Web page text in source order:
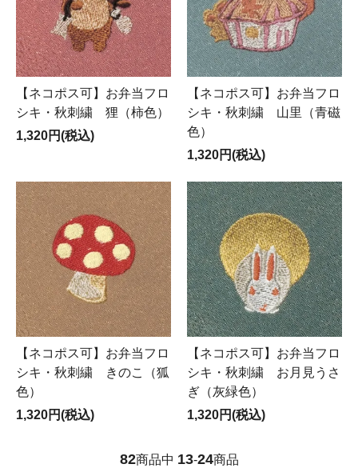
【ネコポス可】お弁当フロ
シキ・秋刺繍 狸（柿色）
1,320円(税込)
【ネコポス可】お弁当フロ
シキ・秋刺繍 山里（青磁
色）
1,320円(税込)
【ネコポス可】お弁当フロ
シキ・秋刺繍 きのこ（狐
色）
1,320円(税込)
【ネコポス可】お弁当フロ
シキ・秋刺繍 お月見うさ
ぎ（灰緑色）
1,320円(税込)
82商品中 13-24商品